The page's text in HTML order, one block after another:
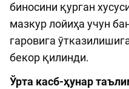
биносини қурган
мазкур лойиҳа учун
гаровига
бекор қилинди.
Ўрта касб-ҳунар